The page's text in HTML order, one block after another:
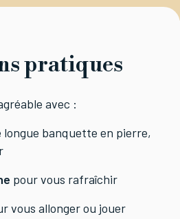
pratiques
avec :
longue banquette en pierre,
pour vous rafraîchir
vous allonger ou jouer